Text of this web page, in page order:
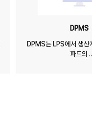
DPMS
DPMS는 LPS에서 생산
파트의